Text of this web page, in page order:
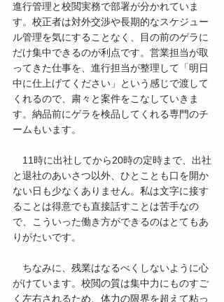
進行管理と校閲実務で部署が分かれていま
す。校正者は対外交渉や長期的なスケジュー
ル管理を気にすることなく、目の前のゲラに
だけ集中できるのが利点です。営業担当が取
ってきた仕事を、進行担当が整理して「明日
中に仕上げてください」という感じで渡して
くれるので、粛々と案件をこなしていきま
す。納品前にゲラを検品してくれる専門のチ
ームもいます。
11時に出社してから20時の定時まで、出社
と退社のあいさつ以外、ひとことも口を開か
ない日も少なくありません。私は文字に接す
ることは得意でも直接話すことは苦手なの
で、こういった働き方ができるのはとてもあ
りがたいです。
ちなみに、残業はなるべくしないように心
がけています。校閲の質は集中力にものすご
く左右されるため、体力の限界を超えて粘っ